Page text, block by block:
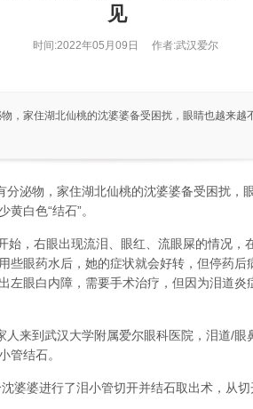
见
时间:2022年05月09日
作者:武汉爱尔
，家住湖北仙桃的沈婆婆备受困扰，眼睛也越来越
分泌物，家住湖北仙桃的沈婆婆备受困扰，
白色“结石”。
始，右眼出现流泪、眼红、流眼屎的情况，
些眼药水后，她的症状就会好转，但停药后
左眼白内障，需要手术治疗，但因为泪道炎
人来到武汉大学附属爱尔眼科医院，泪道/眼
管结石。
婆婆进行了泪小管切开并结石取出术，从